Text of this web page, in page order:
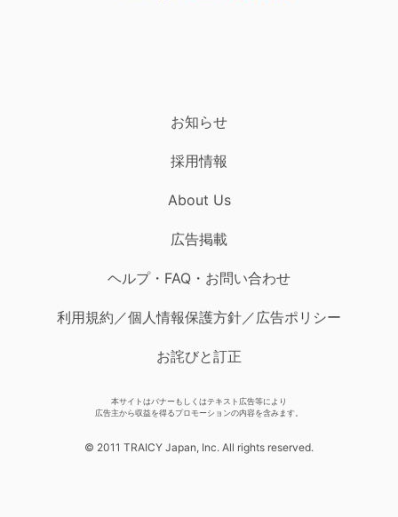
お知らせ
採用情報
About Us
広告掲載
ヘルプ・FAQ・お問い合わせ
利用規約／個人情報保護方針／広告ポリシー
お詫びと訂正
本サイトはバナーもしくはテキスト広告等により
広告主から収益を得るプロモーションの内容を含みます。
© 2011 TRAICY Japan, Inc. All rights reserved.